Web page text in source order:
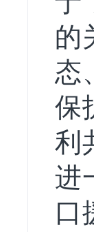
的
态
保
利
进
口